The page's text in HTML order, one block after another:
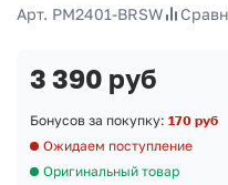
Арт. PM2401-BRSW
3 390 руб
Бонусов за покупку: 170 руб
Ожидаем поступление
Оригинальный товар